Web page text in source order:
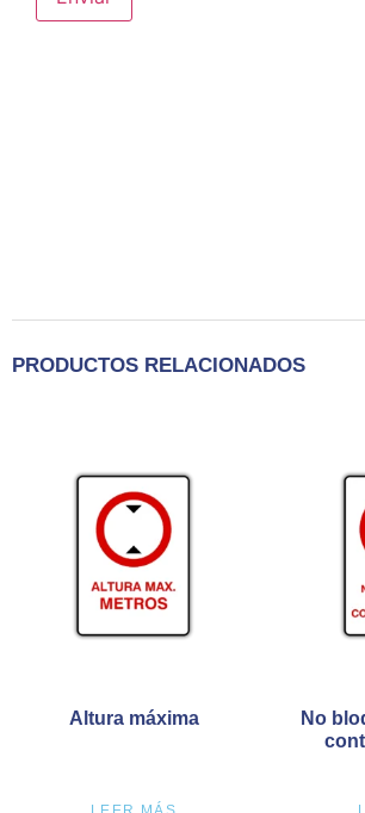
PRODUCTOS RELACIONADOS
Altura máxima
No